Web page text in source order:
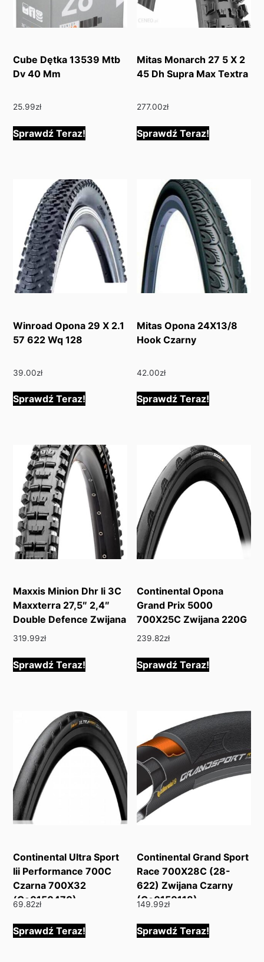
Cube Dętka 13539 Mtb
Dv 40 Mm
25.99zł
Sprawdź Teraz!
Mitas Monarch 27 5 X 2
45 Dh Supra Max Textra
277.00zł
Sprawdź Teraz!
Winroad Opona 29 X 2.1
57 622 Wq 128
39.00zł
Sprawdź Teraz!
Mitas Opona 24X13/8
Hook Czarny
42.00zł
Sprawdź Teraz!
Maxxis Minion Dhr Ii 3C
Maxxterra 27,5″ 2,4″
Double Defence Zwijana
319.99zł
Sprawdź Teraz!
Continental Opona
Grand Prix 5000
700X25C Zwijana 220G
239.82zł
Sprawdź Teraz!
Continental Ultra Sport
Iii Performance 700C
Czarna 700X32
(Co0150470)
69.82zł
Sprawdź Teraz!
Continental Grand Sport
Race 700X28C (28-
622) Zwijana Czarny
(Co0150118)
149.99zł
Sprawdź Teraz!